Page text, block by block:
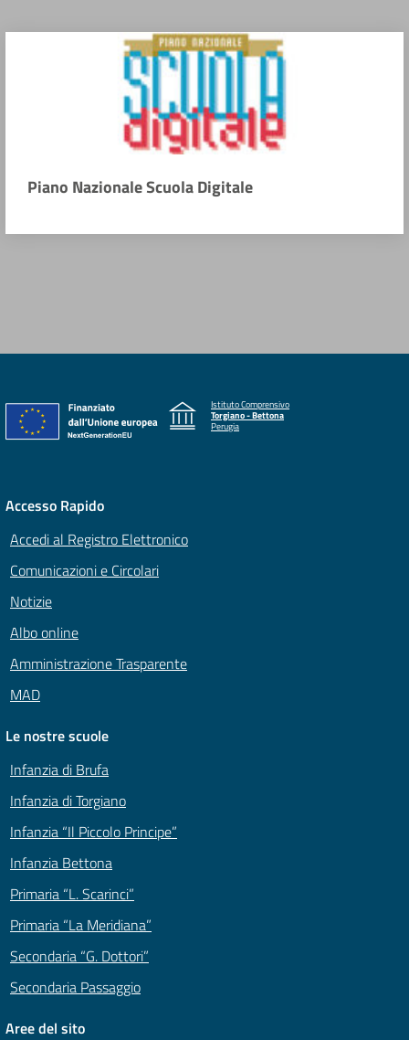
Piano Nazionale Scuola Digitale
Istituto Comprensivo
Torgiano - Bettona
Perugia
Accesso Rapido
Accedi al Registro Elettronico
Comunicazioni e Circolari
Notizie
Albo online
Amministrazione Trasparente
MAD
Le nostre scuole
Infanzia di Brufa
Infanzia di Torgiano
Infanzia “Il Piccolo Principe”
Infanzia Bettona
Primaria “L. Scarinci”
Primaria “La Meridiana”
Secondaria “G. Dottori”
Secondaria Passaggio
Aree del sito